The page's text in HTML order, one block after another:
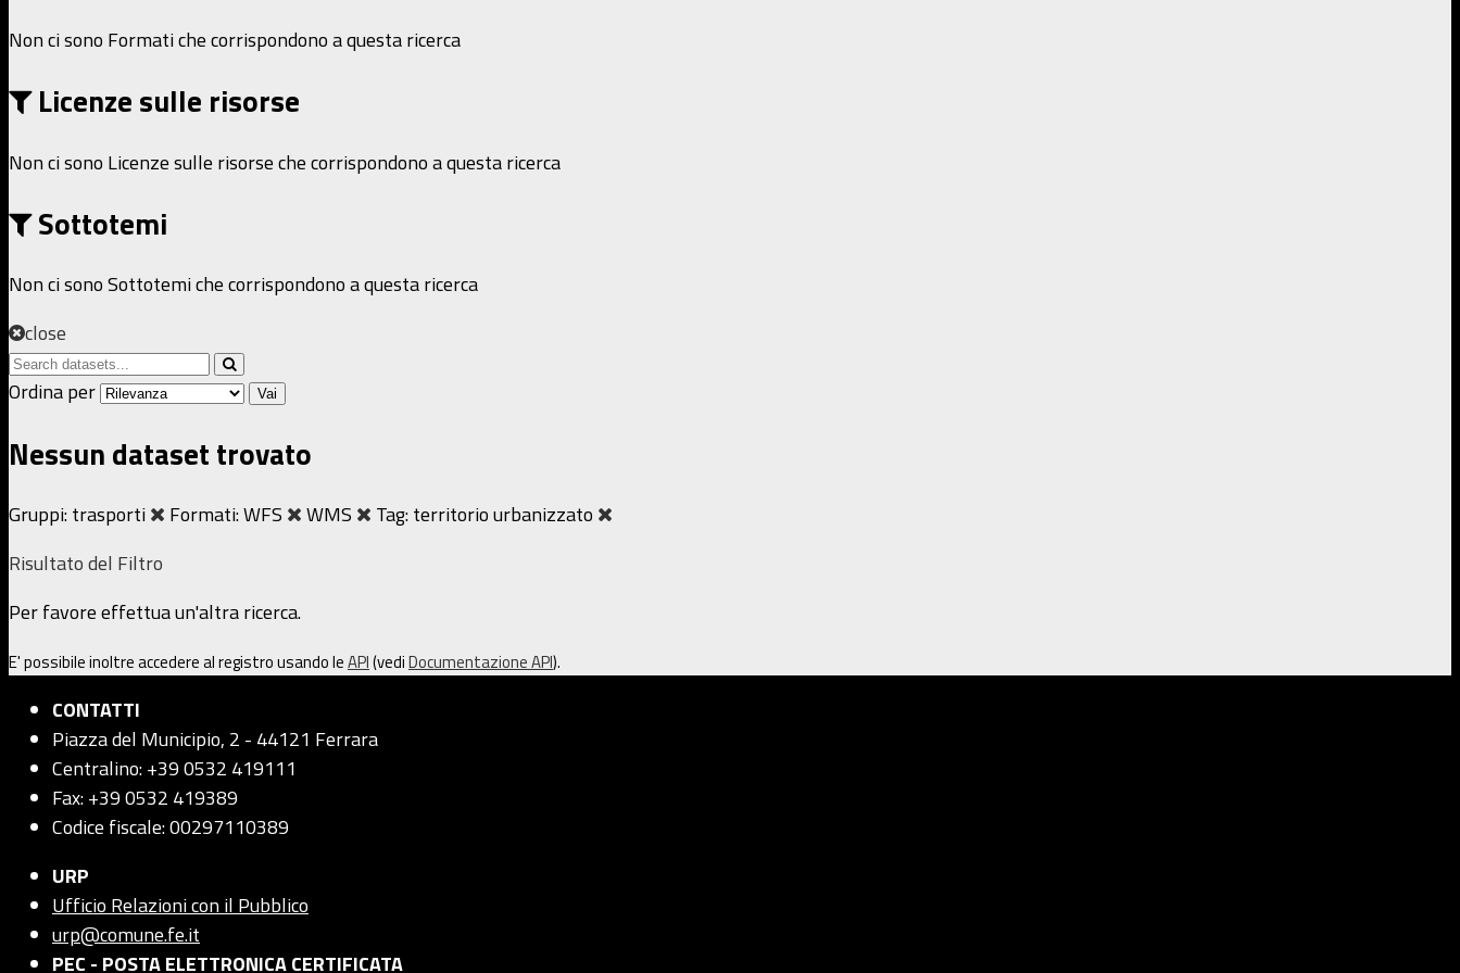
Non ci sono Formati che corrispondono a questa ricerca
Licenze sulle risorse
Non ci sono Licenze sulle risorse che corrispondono a questa ricerca
Sottotemi
Non ci sono Sottotemi che corrispondono a questa ricerca
close
Ordina per
Vai
Nessun dataset trovato
Gruppi:trasporti Formati:WFS WMS Tag:territorio urbanizzato
Risultato del Filtro
Per favore effettua un'altra ricerca.
E' possibile inoltre accedere al registro usando leAPI(vediDocumentazione API).
CONTATTI
Piazza del Municipio, 2 - 44121 Ferrara
Centralino: +39 0532 419111
Fax: +39 0532 419389
Codice fiscale: 00297110389
URP
Ufficio Relazioni con il Pubblico
urp@comune.fe.it
PEC - POSTA ELETTRONICA CERTIFICATA